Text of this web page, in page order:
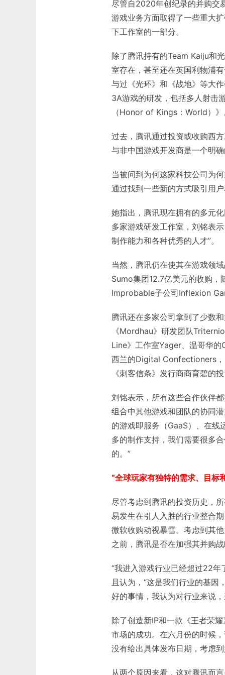
尽管自2020年创纪录的并购交
游戏业务方面取得了一些重大
下工作室的一部分。
除了腾讯持有的Team Kaiju和
室存在，甚至还在英国利物浦
与过《光环》和《战地》等大
3A游戏的研发，包括多人射击
（Honor of Kings：World）
过去，腾讯通过投资或收购西
与非中国游戏开发商是一个明
当被问到为何这家科技公司为
通过找到一些新的方式吸引用
她指出，腾讯现在拥有的多元
多家游戏研发工作室，刘铭表
制作能力和各种优秀的人才”。
当然，腾讯仍在使其在游戏领
Sumo集团12.7亿美元的收购
Improbable子公司Inflexion
腾讯还在多家公司拿到了少数
《Mordhau》研发团队
Line》工作室Yager、温哥华
西兰的Digital Confectioners
《刺客信条》发行商商育碧的
刘铭表示，所有这些合作伙伴
组合中其他游戏和团队的协同
的游戏即服务（GaaS）、在线
多的制作支持，我们需要很多
的。”
“全球玩家有独特的需求、目标
尽管考虑到腾讯的投资历史，
易发生在引人入胜的行业整合
微软收购动视暴雪。考虑到其
之前，腾讯是否在加强其并购
“我进入游戏行业已经超过22年
且认为，“这是我们行业的基
好的事情，我认为对行业来说
除了创造新IP和一款《王者荣
市场的成功。在六月份的时候
没有给出具体发布日期，考虑
从两个原因来看，这对腾讯而